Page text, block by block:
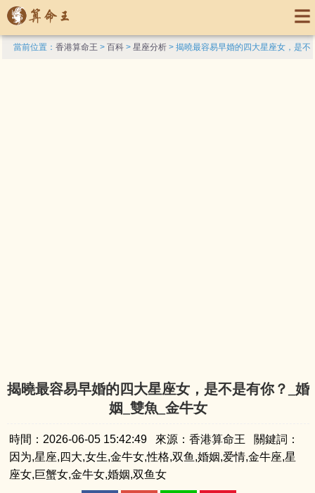
當前位置：香港算命王 >百科 >星座分析 > 揭曉最容易早婚的四大星座女，是不
揭曉最容易早婚的四大星座女，是不是有你？_婚
姻_雙魚_金牛女
時間：2026-06-05 15:42:49 來源：香港算命王 關鍵詞：
因为,星座,四大,女生,金牛女,性格,双鱼,婚姻,爱情,金牛座,星
座女,巨蟹女,金牛女,婚姻,双鱼女